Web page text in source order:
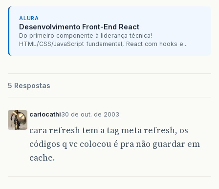
ALURA
Desenvolvimento Front-End React
Do primeiro componente à liderança técnica!
HTML/CSS/JavaScript fundamental, React com hooks e...
5 Respostas
cariocathi30 de out. de 2003
cara refresh tem a tag meta refresh, os
códigos q vc colocou é pra não guardar em
cache.